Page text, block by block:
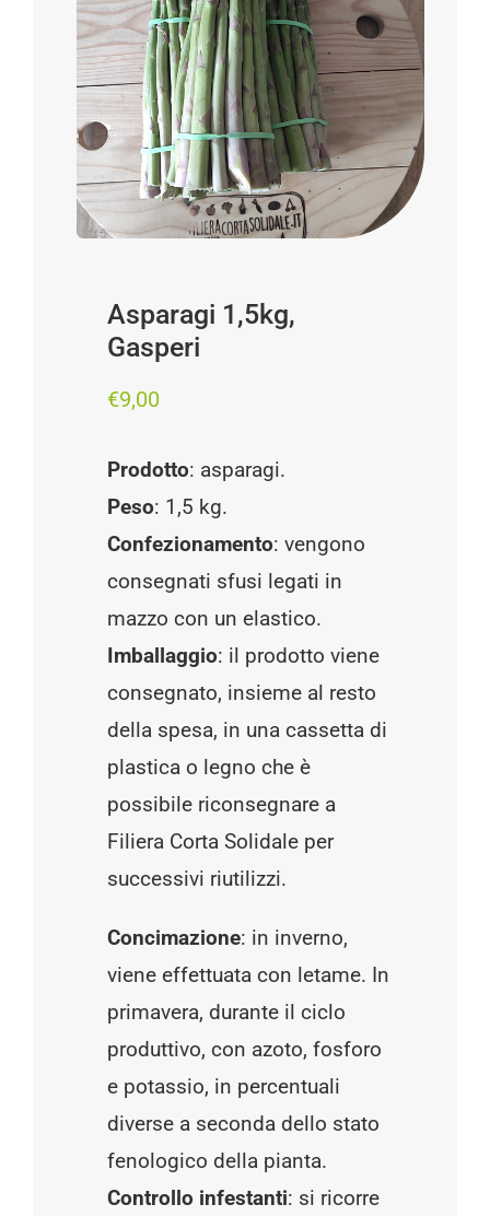
Progetti
I produttori
Carrello
Asparagi 1,5kg,
Gasperi
€9,00
Prodotto: asparagi.
Peso: 1,5 kg.
Confezionamento: vengono
consegnati sfusi legati in
mazzo con un elastico.
Imballaggio: il prodotto viene
consegnato, insieme al resto
della spesa, in una cassetta di
plastica o legno che è
possibile riconsegnare a
Filiera Corta Solidale per
successivi riutilizzi.
Concimazione: in inverno,
viene effettuata con letame. In
primavera, durante il ciclo
produttivo, con azoto, fosforo
e potassio, in percentuali
diverse a seconda dello stato
fenologico della pianta.
Controllo infestanti: si ricorre